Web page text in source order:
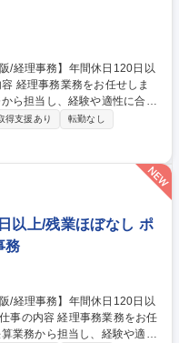
ら担当し、経験や適性に合わ
業務の合間に一般事務も担当
求業
売掛金管理■経費精算(楽楽清
士と連携)■各種税金納付関連
その他経理関連業務 ＜＜一般
務■HP管理業務■書類整理、資
業務■営業のサポート■名刺等
◎
得支援あり
転勤なし
以上/残業ほぼなし ポ
務
業務から担当し、経験や適性